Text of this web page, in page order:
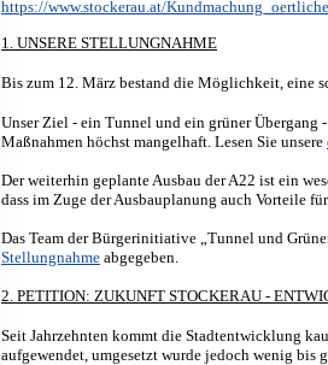
https://www.stockerau.at/
1. UNSERE STELLUNGNAHME
Bis zum 12. März bestand die Möglichkeit, eine
Unser Ziel - ein Tunnel und ein grüner
Maßnahmen höchst mangelhaft. Lesen Sie unsere
Der weiterhin geplante Ausbau der A22 ist ein
dass im Zuge der Ausbauplanung auch Vorteile
Das Team der Bürgerinitiative „Tunnel und
Stellungnahme abgegeben.
2. PETITION: ZUKUNFT STOCKERAU -
Seit Jahrzehnten kommt die Stadtentwicklung
aufgewendet, umgesetzt wurde jedoch wenig bis